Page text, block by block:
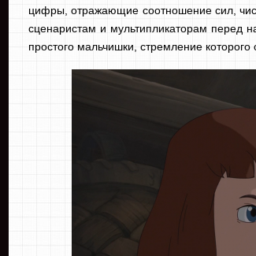
цифры, отражающие соотношение сил,
сценаристам и мультипликаторам перед
простого мальчишки, стремление